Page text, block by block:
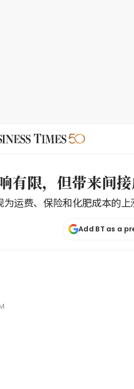
限，但带来间接
运费、保险和化肥成本的上
Add BT as a